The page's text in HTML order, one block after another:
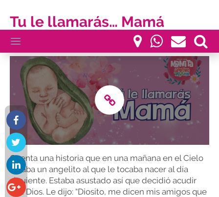
Tu le llamarás… Mamá
Publicado por
mayo 8, 2024 9:49 pm
Cuenta una historia que en una mañana en el Cielo
estaba un angelito al que le tocaba nacer al día
siguiente. Estaba asustado así que decidió acudir
con Dios. Le dijo: “Diosito, me dicen mis amigos que